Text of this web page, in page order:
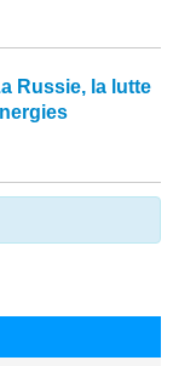
Russie, la lutte